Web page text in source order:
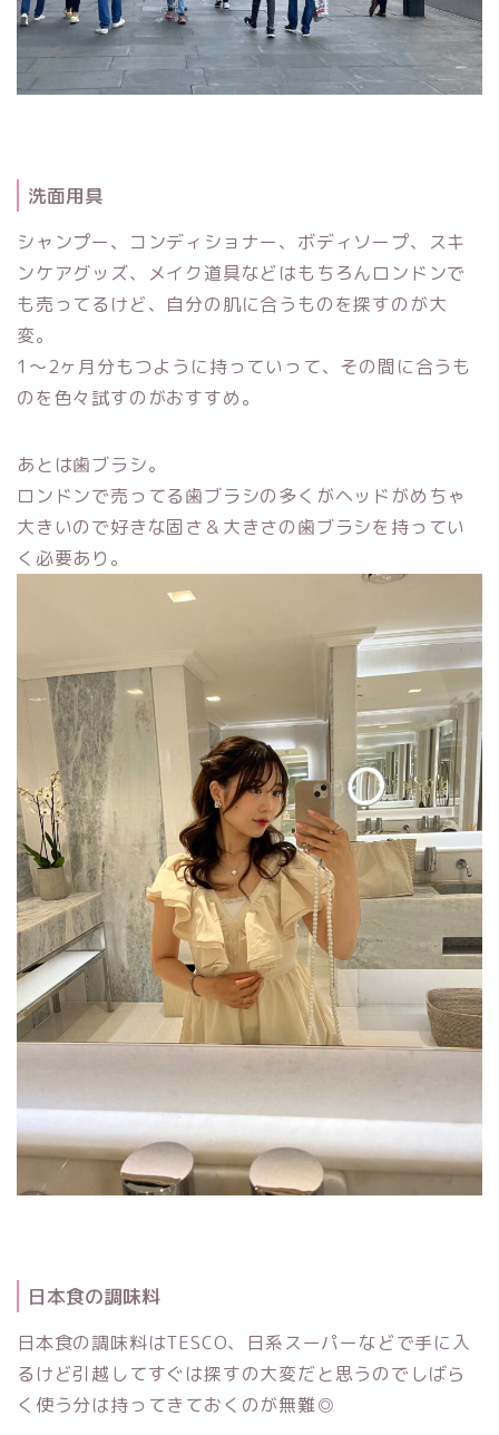
洗面用具
シャンプー、コンディショナー、ボディソープ、スキ
ンケアグッズ、メイク道具などはもちろんロンドンで
も売ってるけど、自分の肌に合うものを探すのが大
変。
1〜2ヶ月分もつように持っていって、その間に合うも
のを色々試すのがおすすめ。
あとは歯ブラシ。
ロンドンで売ってる歯ブラシの多くがヘッドがめちゃ
大きいので好きな固さ＆大きさの歯ブラシを持ってい
く必要あり。
日本食の調味料
日本食の調味料はTESCO、日系スーパーなどで手に入
るけど引越してすぐは探すの大変だと思うのでしばら
く使う分は持ってきておくのが無難◎